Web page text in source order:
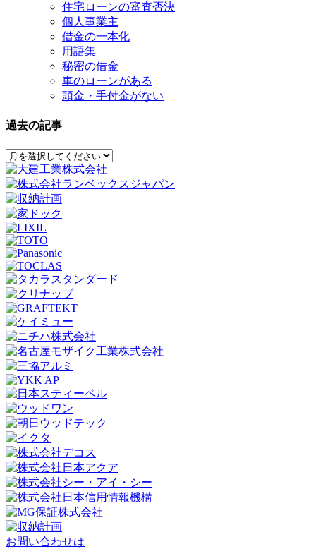
住宅ローンの審査否決
個人事業主
借金の一本化
用語集
秘密の借金
車のローンがある
頭金・手付金がない
過去の記事
お問い合わせは